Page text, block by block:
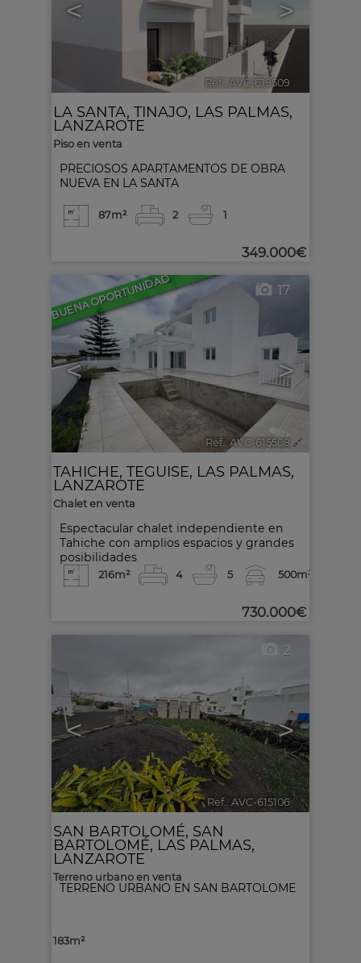
< >
Ref.. AVC-619509
PRECIOSOS APARTAMENTOS DE OBRA
NUEVA EN LA SANTA
LA SANTA, TINAJO, LAS PALMAS,
LANZAROTE
Piso en venta
87m² 2 1
349.000€
BUENA OPORTUNIDAD
< >
17
Ref.. AVC-615508 🔗
Espectacular chalet independiente en
Tahiche con amplios espacios y grandes
posibilidades
TAHICHE, TEGUISE, LAS PALMAS,
LANZAROTE
Chalet en venta
216m² 4 5 500m²
730.000€
< >
2
Ref.. AVC-615106 🔗
TERRENO URBANO EN SAN BARTOLOME
SAN BARTOLOMÉ, SAN
BARTOLOMÉ, LAS PALMAS,
LANZAROTE
Terreno urbano en venta
183m²